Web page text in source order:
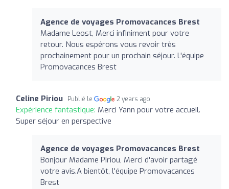
Agence de voyages Promovacances Brest
Madame Leost, Merci infiniment pour votre
retour. Nous espérons vous revoir très
prochainement pour un prochain séjour. L'équipe
Promovacances Brest
Celine Piriou Publié le 2 years ago
Expérience fantastique: Merci Yann pour votre accueil.
Super séjour en perspective
Agence de voyages Promovacances Brest
Bonjour Madame Piriou, Merci d'avoir partagé
votre avis.A bientôt, l'équipe Promovacances
Brest